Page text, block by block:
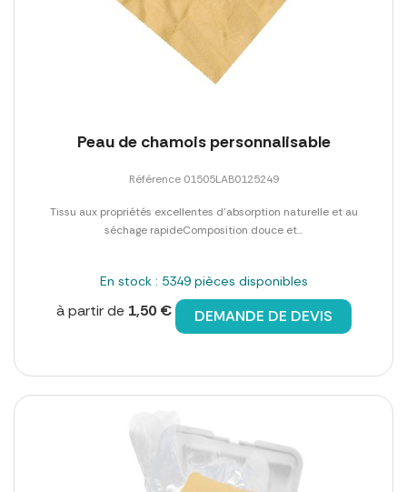
Peau de chamois personnalisable
Référence 01505LAB0125249
Tissu aux propriétés excellentes d'absorption naturelle et au
séchage rapideComposition douce et...
En stock : 5349 pièces disponibles
à partir de 1,50 € DEMANDE DE DEVIS